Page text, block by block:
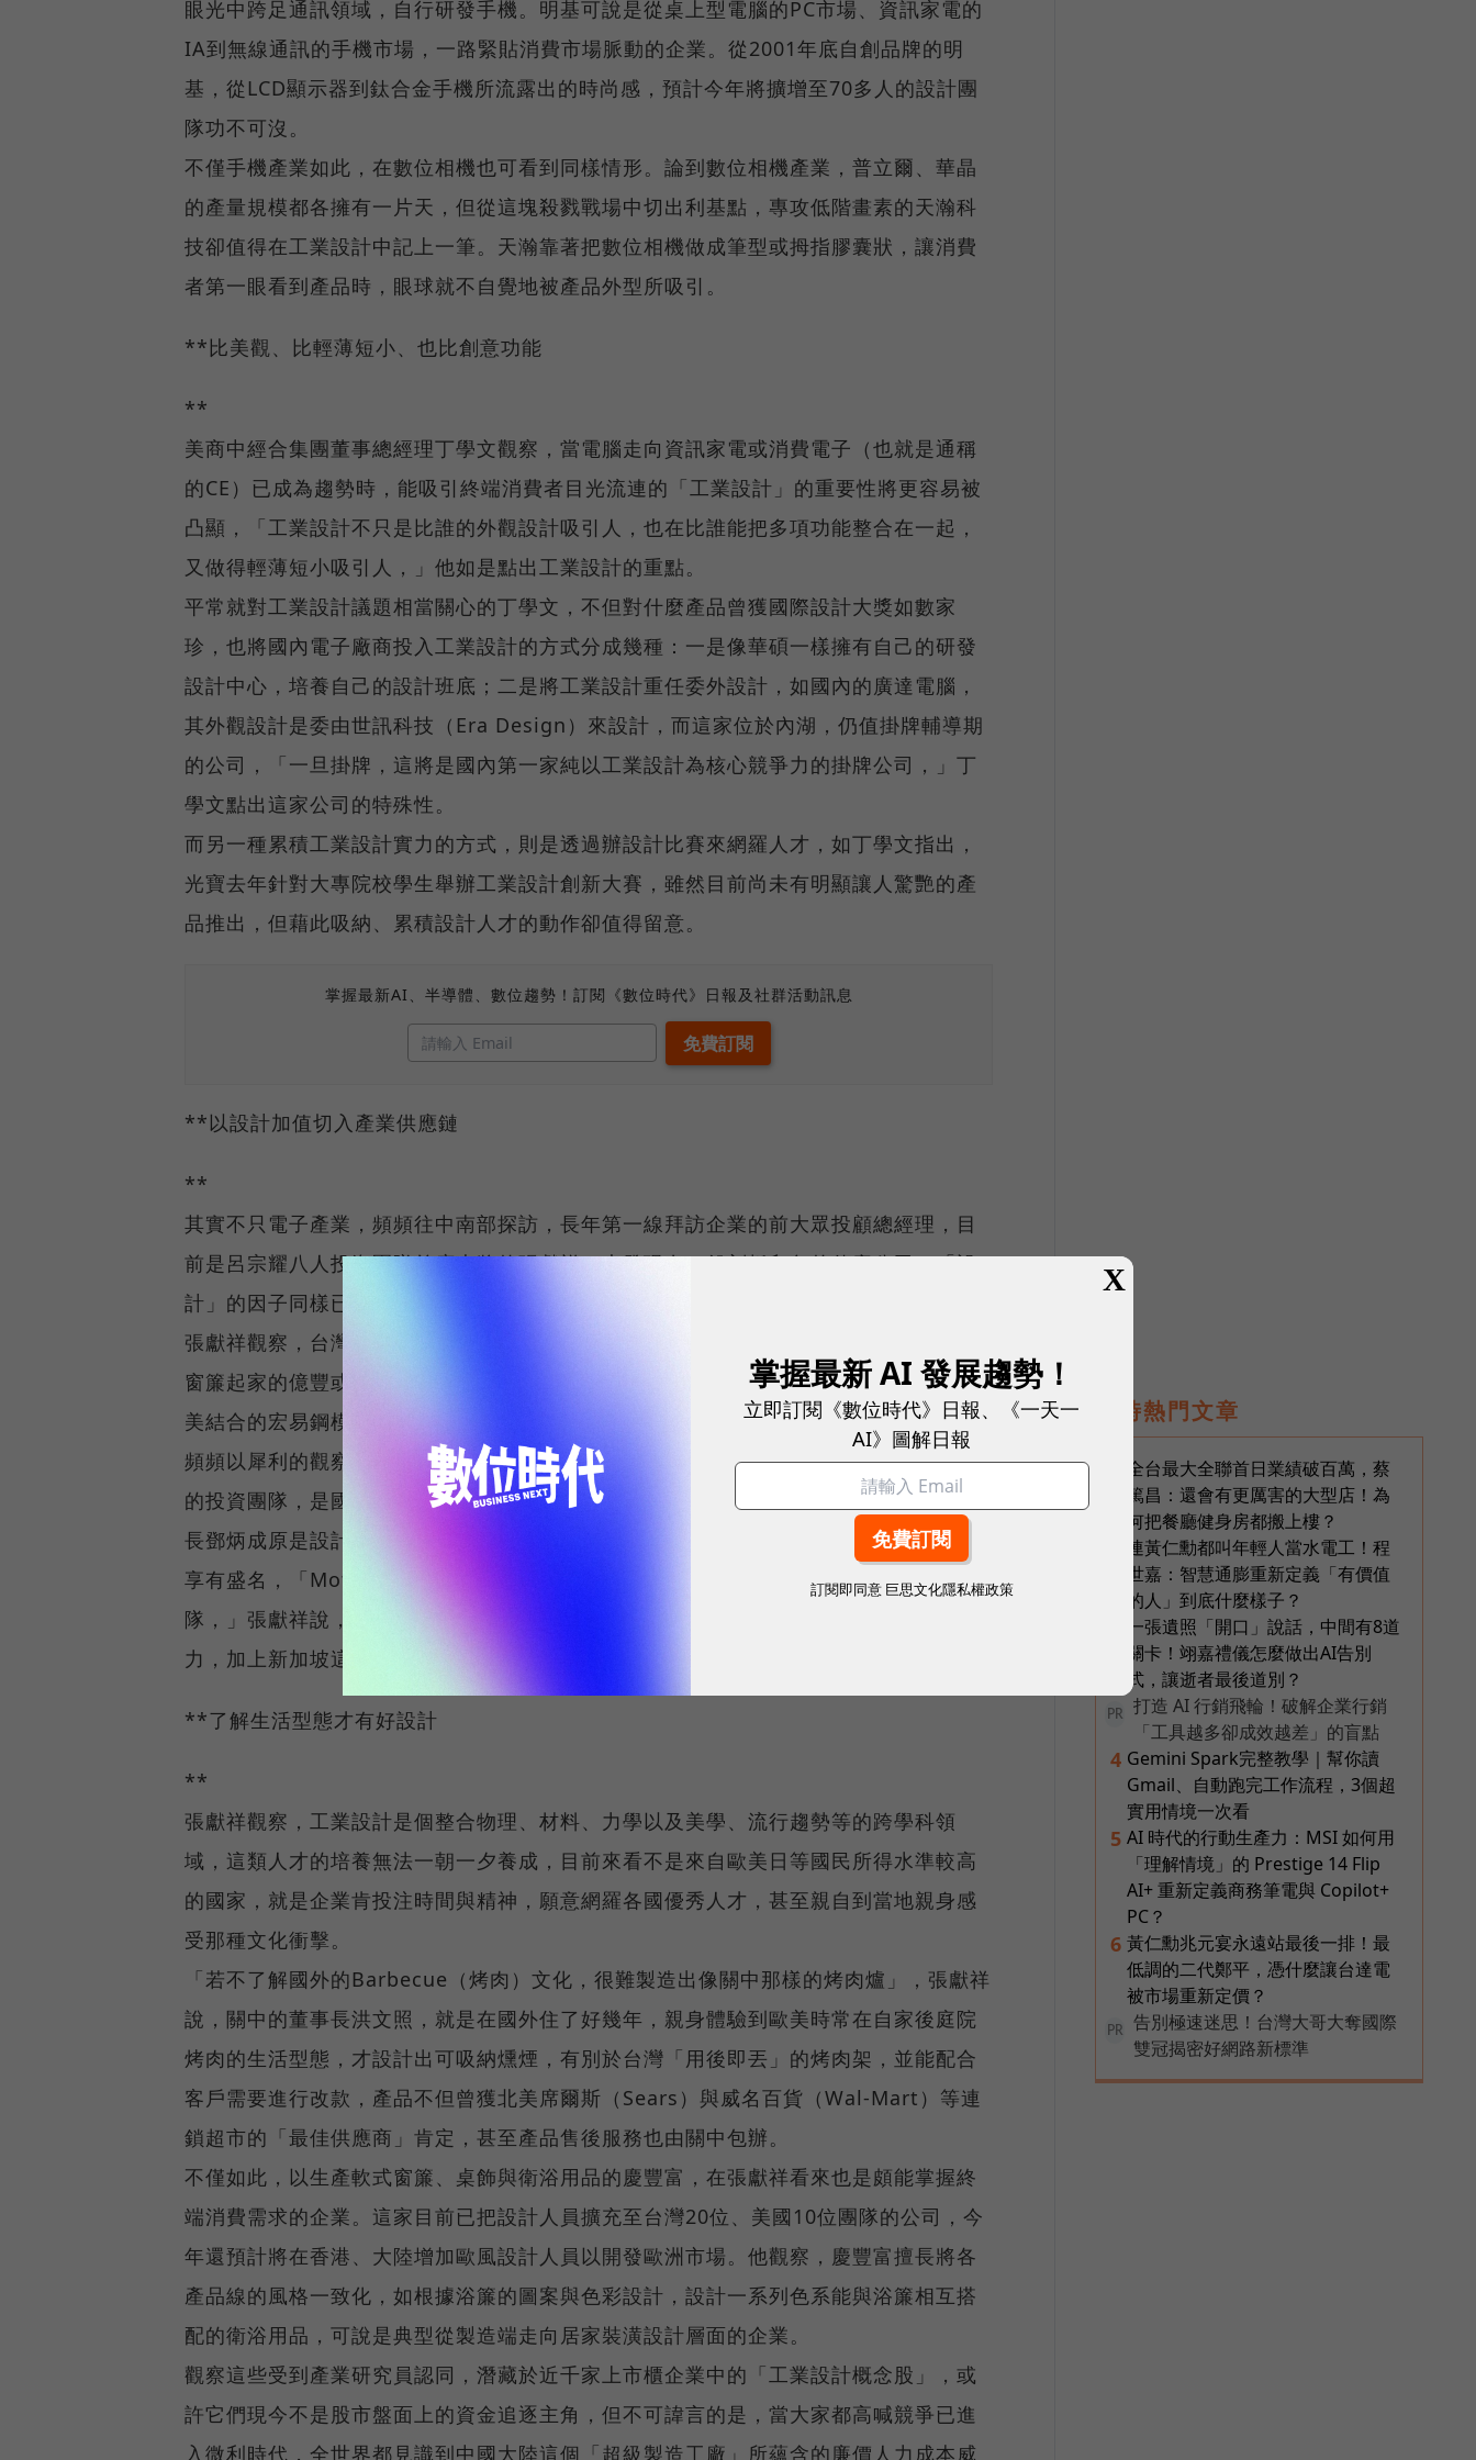
眼光中跨足通訊領域，自行研發手機。明基可說是從桌上型電腦的PC市場、資訊家電的
IA到無線通訊的手機市場，一路緊貼消費市場脈動的企業。從2001年底自創品牌的明
基，從LCD顯示器到鈦合金手機所流露出的時尚感，預計今年將擴增至70多人的設計團
隊功不可沒。
不僅手機產業如此，在數位相機也可看到同樣情形。論到數位相機產業，普立爾、華晶
的產量規模都各擁有一片天，但從這塊殺戮戰場中切出利基點，專攻低階畫素的天瀚科
技卻值得在工業設計中記上一筆。天瀚靠著把數位相機做成筆型或拇指膠囊狀，讓消費
者第一眼看到產品時，眼球就不自覺地被產品外型所吸引。
**比美觀、比輕薄短小、也比創意功能
**
美商中經合集團董事總經理丁學文觀察，當電腦走向資訊家電或消費電子（也就是通稱
的CE）已成為趨勢時，能吸引終端消費者目光流連的「工業設計」的重要性將更容易被
凸顯，「工業設計不只是比誰的外觀設計吸引人，也在比誰能把多項功能整合在一起，
又做得輕薄短小吸引人，」他如是點出工業設計的重點。
平常就對工業設計議題相當關心的丁學文，不但對什麼產品曾獲國際設計大獎如數家
珍，也將國內電子廠商投入工業設計的方式分成幾種：一是像華碩一樣擁有自己的研發
設計中心，培養自己的設計班底；二是將工業設計重任委外設計，如國內的廣達電腦，
其外觀設計是委由世訊科技（Era Design）來設計，而這家位於內湖，仍值掛牌輔導期
的公司，「一旦掛牌，這將是國內第一家純以工業設計為核心競爭力的掛牌公司，」丁
學文點出這家公司的特殊性。
而另一種累積工業設計實力的方式，則是透過辦設計比賽來網羅人才，如丁學文指出，
光寶去年針對大專院校學生舉辦工業設計創新大賽，雖然目前尚未有明顯讓人驚艷的產
品推出，但藉此吸納、累積設計人才的動作卻值得留意。
掌握最新AI、半導體、數位趨勢！訂閱《數位時代》日報及社群活動訊息
**以設計加值切入產業供應鏈
**
其實不只電子產業，頻頻往中南部探訪，長年第一線拜訪企業的前大眾投顧總經理，目
前是呂宗耀八人投資團隊首席大將的張獻祥，也發現在一般刻板印象的傳產公司，「設
計」的因子同樣已在企業中吐露出新芽。
張獻祥觀察，台灣許多企業之所以能贏得國外知名品牌青睞，如製造烤肉爐的關中、以
窗簾起家的億豐或慶豐，或是將模具製造等台灣製造專長，與一群新加坡工業設計師完
美結合的宏易鋼模，都是其中的明顯實例。
頻頻以犀利的觀察角度，點出散落於台灣各角落不為人知的競爭力地圖，呂宗耀所帶領
的投資團隊，是國內第一個看出宏易爆發力的證券分析人馬。今年不到40歲的宏易執行
長鄧炳成原是設計師出身，他在新加坡所主持的宏捷科技（Orca Technology）在國際
享有盛名，「Motorola的V8088手機外殼，西屋的洗衣機外觀，都出自這個設計團
隊，」張獻祥說，宏捷與台灣的宏易鋼模合併後改名為宏易精密，而台灣的製造開模能
力，加上新加坡這組設計團隊，兩廂各有擅長的結合因而爆發出亮麗火花。
**了解生活型態才有好設計
**
張獻祥觀察，工業設計是個整合物理、材料、力學以及美學、流行趨勢等的跨學科領
域，這類人才的培養無法一朝一夕養成，目前來看不是來自歐美日等國民所得水準較高
的國家，就是企業肯投注時間與精神，願意網羅各國優秀人才，甚至親自到當地親身感
受那種文化衝擊。
「若不了解國外的Barbecue（烤肉）文化，很難製造出像關中那樣的烤肉爐」，張獻祥
說，關中的董事長洪文照，就是在國外住了好幾年，親身體驗到歐美時常在自家後庭院
烤肉的生活型態，才設計出可吸納燻煙，有別於台灣「用後即丟」的烤肉架，並能配合
客戶需要進行改款，產品不但曾獲北美席爾斯（Sears）與威名百貨（Wal-Mart）等連
鎖超市的「最佳供應商」肯定，甚至產品售後服務也由關中包辦。
不僅如此，以生產軟式窗簾、桌飾與衛浴用品的慶豐富，在張獻祥看來也是頗能掌握終
端消費需求的企業。這家目前已把設計人員擴充至台灣20位、美國10位團隊的公司，今
年還預計將在香港、大陸增加歐風設計人員以開發歐洲市場。他觀察，慶豐富擅長將各
產品線的風格一致化，如根據浴簾的圖案與色彩設計，設計一系列色系能與浴簾相互搭
配的衛浴用品，可說是典型從製造端走向居家裝潢設計層面的企業。
觀察這些受到產業研究員認同，潛藏於近千家上市櫃企業中的「工業設計概念股」，或
許它們現今不是股市盤面上的資金追逐主角，但不可諱言的是，當大家都高喊競爭已進
入微利時代，全世界都見識到中國大陸這個「超級製造工廠」所蘊含的廉價人力成本威
即時熱門文章
全台最大全聯首日業績破百萬，蔡
篤昌：還會有更厲害的大型店！為
何把餐廳健身房都搬上樓？
連黃仁勳都叫年輕人當水電工！程
世嘉：智慧通膨重新定義「有價值
的人」到底什麼樣子？
一張遺照「開口」說話，中間有8道
關卡！翊嘉禮儀怎麼做出AI告別
式，讓逝者最後道別？
PR
打造 AI 行銷飛輪！破解企業行銷
「工具越多卻成效越差」的盲點
4 Gemini Spark完整教學｜幫你讀
Gmail、自動跑完工作流程，3個超
實用情境一次看
5 AI 時代的行動生產力：MSI 如何用
「理解情境」的 Prestige 14 Flip
AI+ 重新定義商務筆電與 Copilot+
PC？
6 黃仁勳兆元宴永遠站最後一排！最
低調的二代鄭平，憑什麼讓台達電
被市場重新定價？
PR
告別極速迷思！台灣大哥大奪國際
雙冠揭密好網路新標準
X
掌握最新 AI 發展趨勢！
立即訂閱《數位時代》日報、《一天一
AI》圖解日報
訂閱即同意 巨思文化隱私權政策